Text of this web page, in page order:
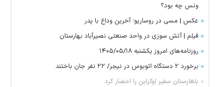
ونس چه بود؟
عکس | مسی در روساریو؛ آخرین وداع با پدر
فیلم | آتش سوزی در واحد صنعتی نصیرآباد بهارستان
روزنامه‌های امروز یکشنبه ۱۴۰۵/۰۵/۱۸
برخورد ۲ دستگاه اتوبوس در نیجر/ ۲۲ نفر جان باختند
بلغارستان سفیر اوکراین را احضار کرد